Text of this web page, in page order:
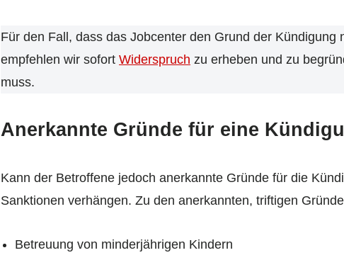
Für den Fall, dass das Jobcenter den Grund der
empfehlen wir sofort Widerspruch zu erheben und zu
muss.
Anerkannte Gründe für eine
Kann der Betroffene jedoch anerkannte Gründe für die
Sanktionen verhängen. Zu den anerkannten, triftigen
Betreuung von minderjährigen Kindern